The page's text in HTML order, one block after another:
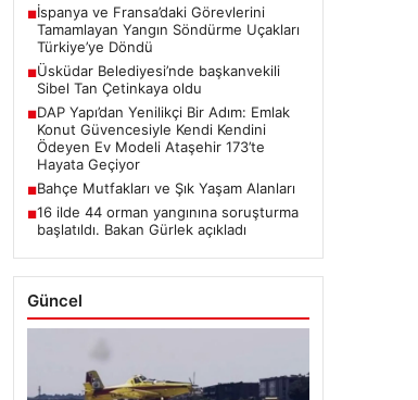
■İspanya ve Fransa’daki Görevlerini
Tamamlayan Yangın Söndürme Uçakları
Türkiye’ye Döndü
■Üsküdar Belediyesi’nde başkanvekili
Sibel Tan Çetinkaya oldu
■DAP Yapı’dan Yenilikçi Bir Adım: Emlak
Konut Güvencesiyle Kendi Kendini
Ödeyen Ev Modeli Ataşehir 173’te
Hayata Geçiyor
■Bahçe Mutfakları ve Şık Yaşam Alanları
■16 ilde 44 orman yangınına soruşturma
başlatıldı. Bakan Gürlek açıkladı
Güncel